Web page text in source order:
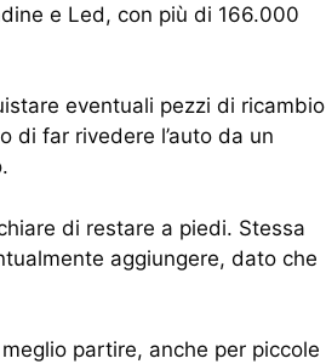
e Led, con più di 166.000
eventuali pezzi di ricambio
di far rivedere l’auto da un
di restare a piedi. Stessa
aggiungere, dato che
partire, anche per piccole